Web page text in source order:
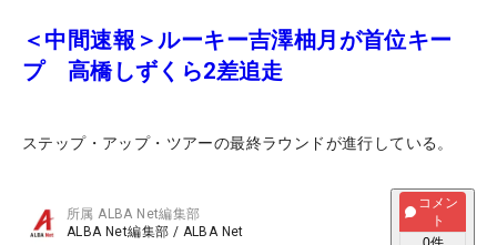
＜中間速報＞ルーキー吉澤柚月が首位キー
プ 高橋しずくら2差追走
ステップ・アップ・ツアーの最終ラウンドが進行している。
所属ALBA Net編集部
ALBA Net編集部 / ALBA Net
コメン
ト